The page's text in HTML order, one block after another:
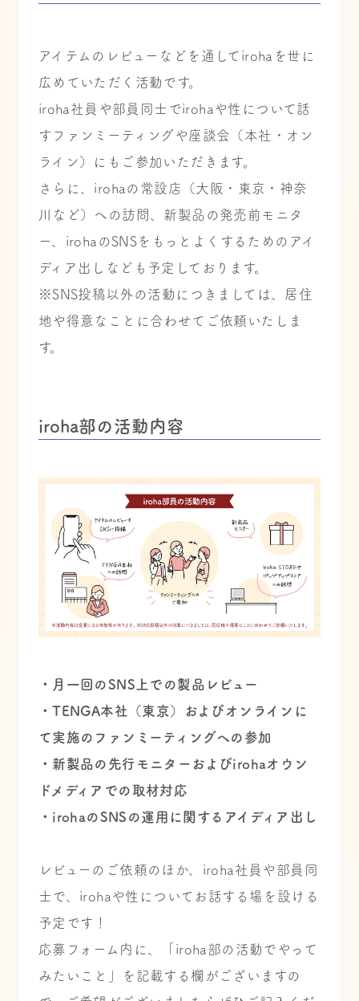
アイテムのレビューなどを通してirohaを世に
広めていただく活動です。
iroha社員や部員同士でirohaや性について話
すファンミーティングや座談会（本社・オン
ライン）にもご参加いただきます。
さらに、irohaの常設店（大阪・東京・神奈
川など）への訪問、新製品の発売前モニタ
ー、irohaのSNSをもっとよくするためのアイ
ディア出しなども予定しております。
※SNS投稿以外の活動につきましては、居住
地や得意なことに合わせてご依頼いたしま
す。
iroha部の活動内容
・月一回のSNS上での製品レビュー
・TENGA本社（東京）およびオンラインに
て実施のファンミーティングへの参加
・新製品の先行モニターおよびirohaオウン
ドメディアでの取材対応
・irohaのSNSの運用に関するアイディア出し
レビューのご依頼のほか、iroha社員や部員同
士で、irohaや性についてお話する場を設ける
予定です！
応募フォーム内に、「iroha部の活動でやって
みたいこと」を記載する欄がございますの